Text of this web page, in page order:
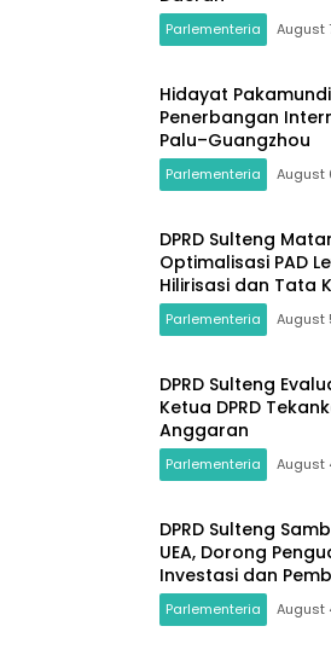
Parlementeria August
Hidayat
Penerbangan
Palu–Guangzhou
Parlementeria August
DPRD Sulteng
Optimalisasi PAD
Hilirisasi dan Tata
Parlementeria August
DPRD Sulteng
Ketua DPRD
Anggaran
Parlementeria August
DPRD Sulteng
UEA, Dorong
Investasi dan
Parlementeria August